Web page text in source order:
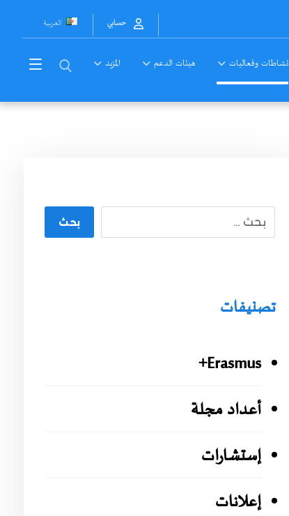
العربية حسابي
نشاطات وفعاليات هيئات الدعم المزيد
بحث
تصنيفات
Erasmus+
أعداد مجلة
إستشارات
إعلانات